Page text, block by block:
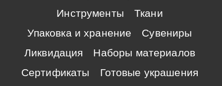
Инструменты
Ткани
Упаковка и хранение
Сувениры
Ликвидация
Наборы материалов
Сертификаты
Готовые украшения